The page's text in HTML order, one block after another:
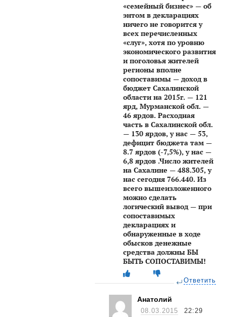
«семейный бизнес» — об
энтом в декларациях
ничего не говорится у
всех перечисленных
«слуг», хотя по уровню
экономического развития
и поголовья жителей
регионы вполне
сопоставимы — доход в
бюджет Сахалинской
области на 2015г. — 121
ярд, Мурманской обл. —
46 ярдов. Расходная
часть в Сахалинской обл.
— 130 ярдов, у нас — 53,
дефицит бюджета там —
8.7 ярдов (-7,5%), у нас —
6,8 ярдов .Число жителей
на Сахалине — 488.305, у
нас сегодня 766.440. Из
всего вышеизложенного
можно сделать
логический вывод — при
сопоставимых
декларациях и
обнаруженные в ходе
обысков денежные
средства должны БЫ
БЫТЬ СОПОСТАВИМЫ!
Ответить
Анатолий
08.03.2015 22:29